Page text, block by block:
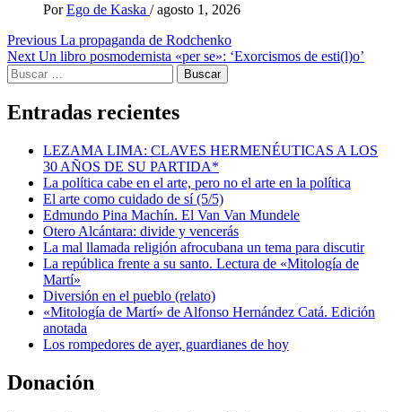
Por Ego de Kaska / agosto 1, 2026
Post
navigation
Previous La propaganda de Rodchenko
Next Un libro posmodernista «per se»: ‘Exorcismos de esti(l)o’
Buscar:
Entradas recientes
LEZAMA LIMA: CLAVES HERMENÉUTICAS A LOS
30 AÑOS DE SU PARTIDA*
La política cabe en el arte, pero no el arte en la política
El arte como cuidado de sí (5/5)
Edmundo Pina Machín. El Van Van Mundele
Otero Alcántara: divide y vencerás
La mal llamada religión afrocubana un tema para discutir
La república frente a su santo. Lectura de «Mitología de
Martí»
Diversión en el pueblo (relato)
«Mitología de Martí» de Alfonso Hernández Catá. Edición
anotada
Los rompedores de ayer, guardianes de hoy
Donación